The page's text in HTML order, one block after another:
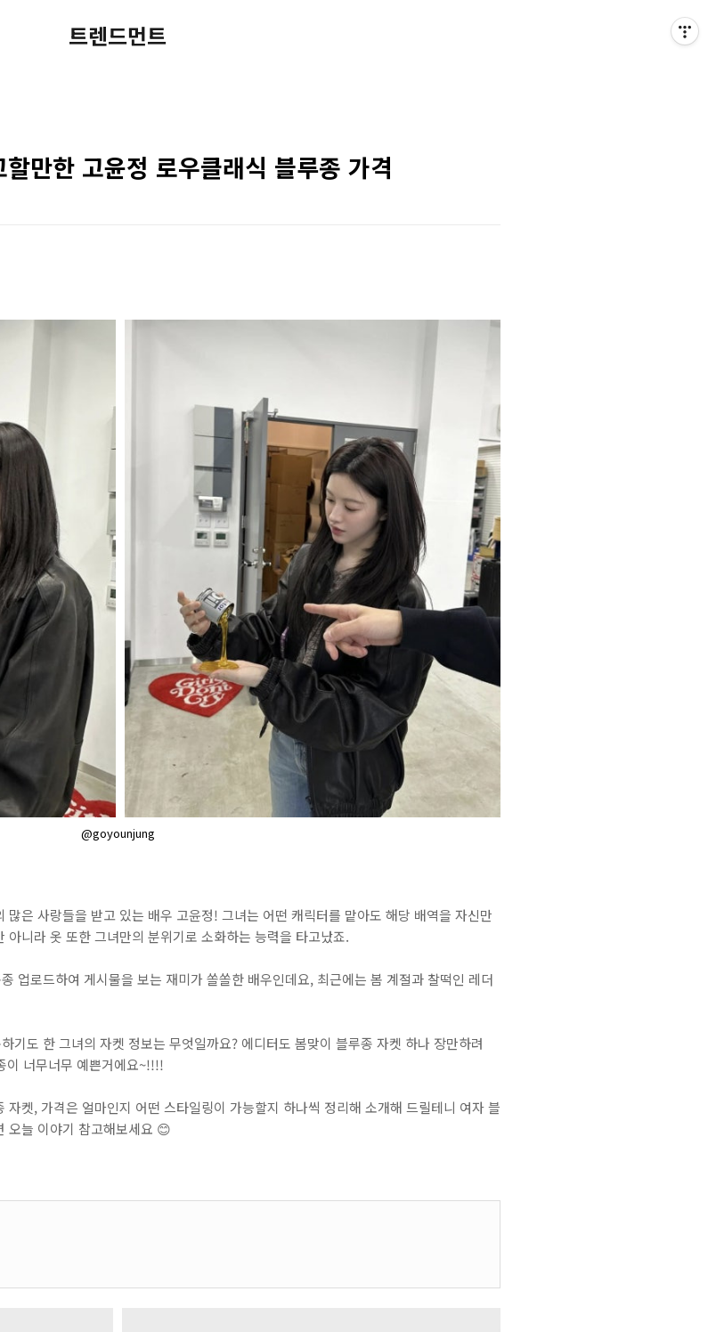
트렌드먼트
만한 고윤정 로우클래식 블루종 가격
@goyounjung
은 사랑들을 받고 있는 배우 고윤정! 그녀는 어떤 캐릭터를 맡아도 해당 배역을 자신만
니라 옷 또한 그녀만의 분위기로 소화하는 능력을 타고났죠.
업로드하여 게시물을 보는 재미가 쏠쏠한 배우인데요, 최근에는 봄 계절과 찰떡인 레더
기도 한 그녀의 자켓 정보는 무엇일까요? 에디터도 봄맞이 블루종 자켓 하나 장만하려
이 너무너무 예쁜거에요~!!!!
켓, 가격은 얼마인지 어떤 스타일링이 가능할지 하나씩 정리해 소개해 드릴테니 여자 블
오늘 이야기 참고해보세요 😊